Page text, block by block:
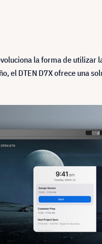
la forma de
el DTEN D7X ofrece una